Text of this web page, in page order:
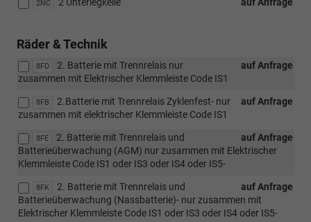
2NC auf Anfrage
2 Unterlegkeile
Räder & Technik
8FD auf Anfrage
2. Batterie mit Trennrelais nur
zusammen mit Elektrischer Klemmleiste Code IS1
8FB auf Anfrage
2.Batterie mit Trennrelais Zyklenfest- nur
zusammen mit elektrischer Klemmleiste Code IS1
8FE auf Anfrage
2. Batterie mit Trennrelais und
Batterieüberwachung (AGM) nur zusammen mit Elektrischer
Klemmleiste Code IS1 oder IS3 oder IS4 oder IS5-
8FK auf Anfrage
2. Batterie mit Trennrelais und
Batterieüberwachung (Nassbatterie)- nur zusammen mit
Elektrischer Klemmleiste Code IS1 oder IS3 oder IS4 oder IS5-